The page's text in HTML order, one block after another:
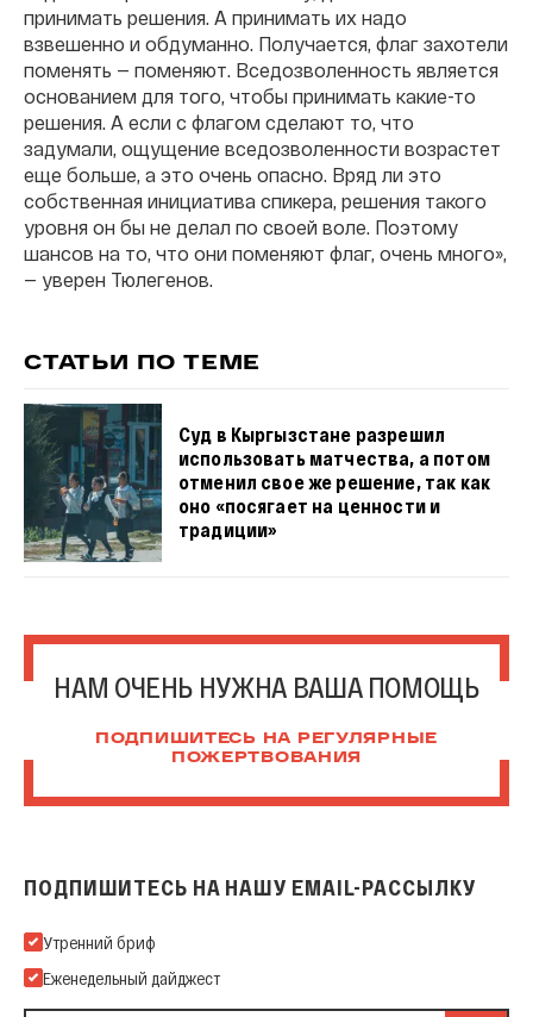
принимать решения. А принимать их надо
взвешенно и обдуманно. Получается, флаг захотели
поменять — поменяют. Вседозволенность является
основанием для того, чтобы принимать какие-то
решения. А если с флагом сделают то, что
задумали, ощущение вседозволенности возрастет
еще больше, а это очень опасно. Вряд ли это
собственная инициатива спикера, решения такого
уровня он бы не делал по своей воле. Поэтому
шансов на то, что они поменяют флаг, очень много»,
— уверен Тюлегенов.
СТАТЬИ ПО ТЕМЕ
Суд в Кыргызстане разрешил
использовать матчества, а потом
отменил свое же решение, так как
оно «посягает на ценности и
традиции»
НАМ ОЧЕНЬ НУЖНА ВАША ПОМОЩЬ
ПОДПИШИТЕСЬ НА РЕГУЛЯРНЫЕ
ПОЖЕРТВОВАНИЯ
ПОДПИШИТЕСЬ НА НАШУ EMAIL-РАССЫЛКУ
Подпишитесь на нашу Email-рассылку
Утренний бриф
Еженедельный дайджест